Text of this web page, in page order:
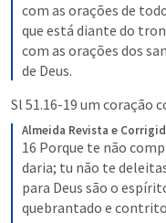
com as orações de
que está diante do
com as orações dos
de Deus.
Sl 51.16-19 um coração
Almeida Revista e
16 Porque te não
daria; tu não te
para Deus são o
quebrantado e